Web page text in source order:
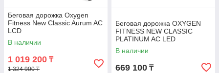
Беговая дорожка Oxygen
Fitness New Classic Aurum AC
LCD
В наличии
1 019 200 ₸
1 324 900 ₸
Беговая дорожка OXYGEN
FITNESS NEW CLASSIC
PLATINUM AC LED
В наличии
669 100 ₸